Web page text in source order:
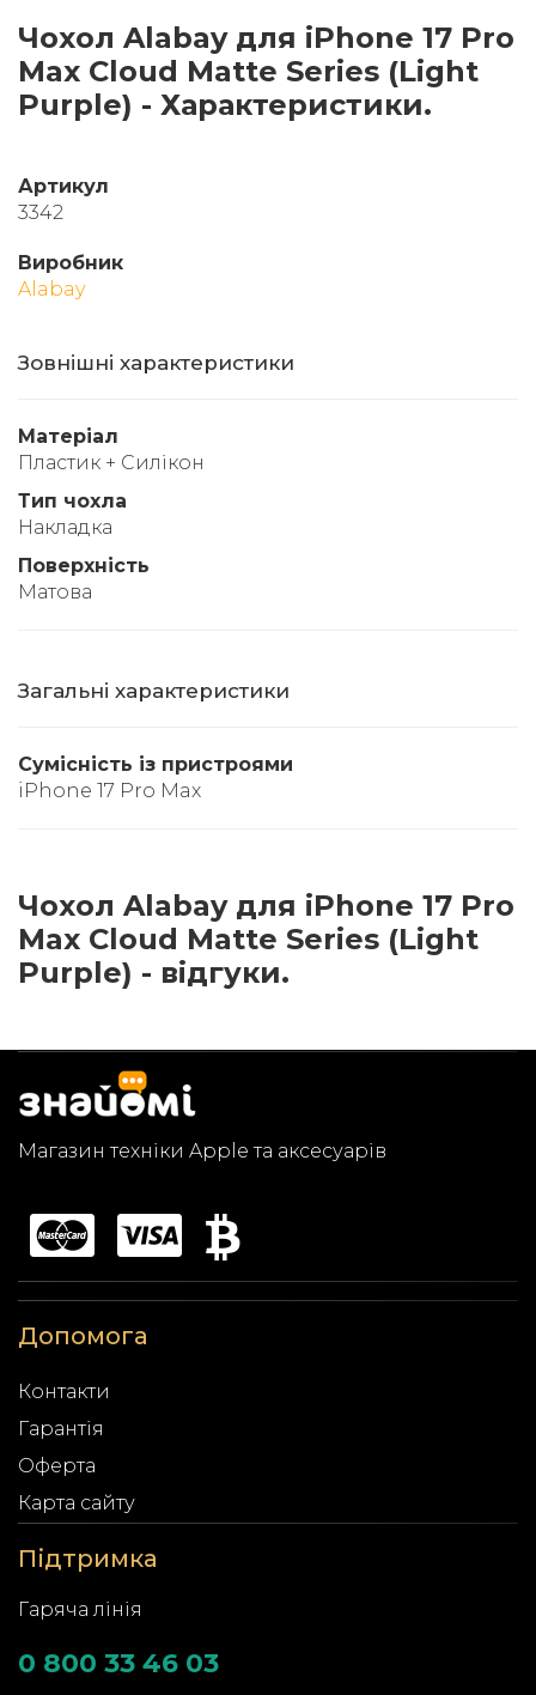
Чохол Alabay для iPhone 17 Pro
Max Cloud Matte Series (Light
Purple) - Характеристики.
Артикул
3342
Виробник
Alabay
Зовнішні характеристики
Матеріал
Пластик + Силікон
Тип чохла
Накладка
Поверхність
Матова
Загальні характеристики
Сумісність із пристроями
iPhone 17 Pro Max
Чохол Alabay для iPhone 17 Pro
Max Cloud Matte Series (Light
Purple) - відгуки.
Магазин техніки Apple та аксесуарів
Допомога
Контакти
Гарантія
Оферта
Карта сайту
Підтримка
Гаряча лінія
0 800 33 46 03